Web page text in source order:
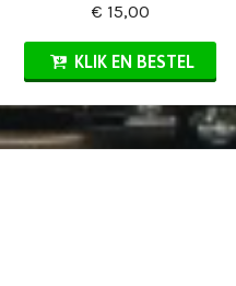
€ 15,00
KLIK EN BESTEL